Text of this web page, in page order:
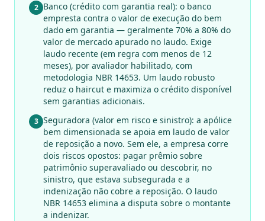
2 Banco (crédito com garantia real): o banco
empresta contra o valor de execução do bem
dado em garantia — geralmente 70% a 80% do
valor de mercado apurado no laudo. Exige
laudo recente (em regra com menos de 12
meses), por avaliador habilitado, com
metodologia NBR 14653. Um laudo robusto
reduz o haircut e maximiza o crédito disponível
sem garantias adicionais.
3 Seguradora (valor em risco e sinistro): a apólice
bem dimensionada se apoia em laudo de valor
de reposição a novo. Sem ele, a empresa corre
dois riscos opostos: pagar prêmio sobre
patrimônio superavaliado ou descobrir, no
sinistro, que estava subsegurada e a
indenização não cobre a reposição. O laudo
NBR 14653 elimina a disputa sobre o montante
a indenizar.